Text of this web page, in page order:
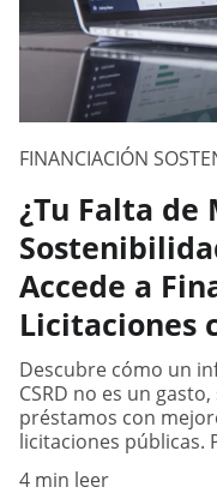
FINANCIACIÓN
¿Tu Falta de
Accede a
Licitaciones
Descubre cómo un
CSRD no es un
préstamos con
licitaciones públicas.
4 min leer